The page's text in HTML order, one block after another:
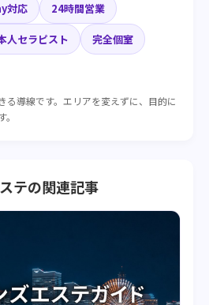
対応 24時間営業
人セラピスト 完全個室
る導線です。エリアを変えずに、目的に
テの関連記事